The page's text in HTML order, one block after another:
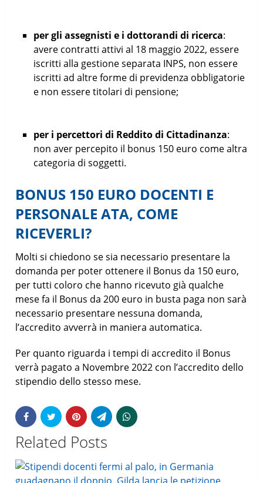
per gli assegnisti e i dottorandi di ricerca:
avere contratti attivi al 18 maggio 2022, essere
iscritti alla gestione separata INPS, non essere
iscritti ad altre forme di previdenza obbligatorie
e non essere titolari di pensione;
per i percettori di Reddito di Cittadinanza:
non aver percepito il bonus 150 euro come altra
categoria di soggetti.
BONUS 150 EURO DOCENTI E
PERSONALE ATA, COME
RICEVERLI?
Molti si chiedono se sia necessario presentare la
domanda per poter ottenere il Bonus da 150 euro,
per tutti coloro che hanno ricevuto già qualche
mese fa il Bonus da 200 euro in busta paga non sarà
necessario presentare nessuna domanda,
l’accredito avverrà in maniera automatica.
Per quanto riguarda i tempi di accredito il Bonus
verrà pagato a Novembre 2022 con l’accredito dello
stipendio dello stesso mese.
Related Posts